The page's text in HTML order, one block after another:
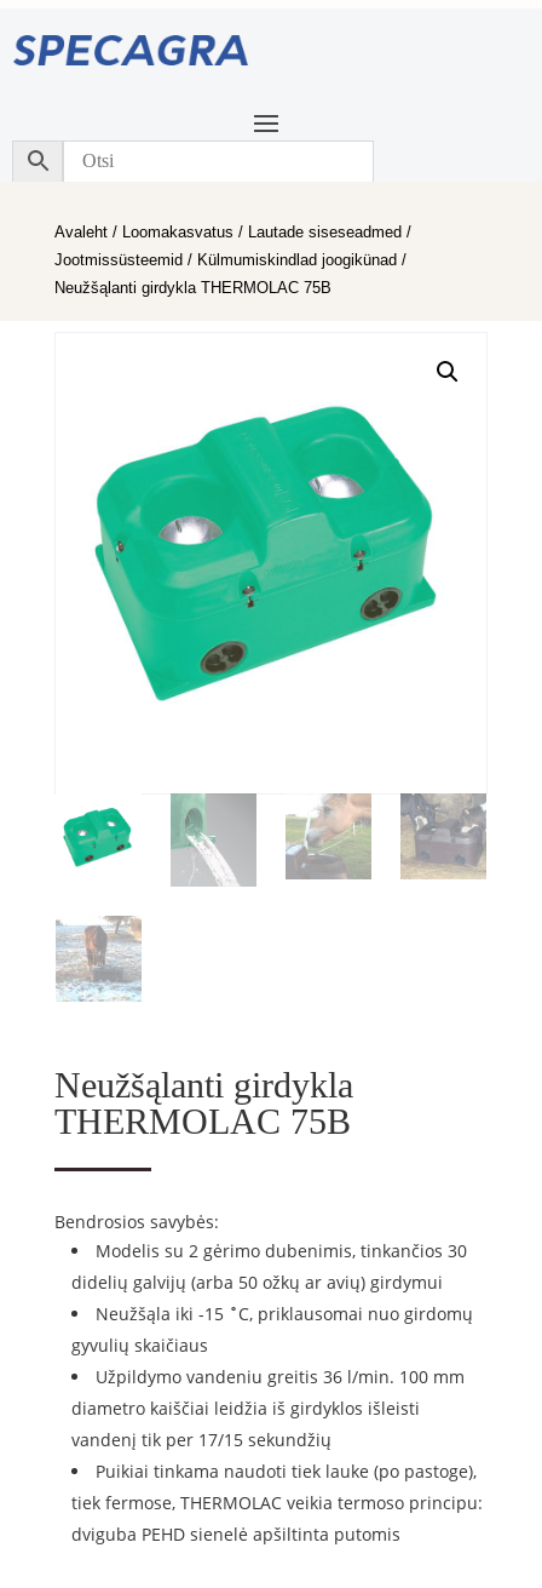
Avaleht/ Loomakasvatus / Lautade siseseadmed /
Jootmissüsteemid / Külmumiskindlad joogikünad /
Neužšąlanti girdykla THERMOLAC 75B
Neužšąlanti girdykla
THERMOLAC 75B
Bendrosios savybės:
Modelis su 2 gėrimo dubenimis, tinkančios 30
didelių galvijų (arba 50 ožkų ar avių) girdymui
Neužšąla iki -15 ˚С, priklausomai nuo girdomų
gyvulių skaičiaus
Užpildymo vandeniu greitis 36 l/min. 100 mm
diametro kaiščiai leidžia iš girdyklos išleisti
vandenį tik per 17/15 sekundžių
Puikiai tinkama naudoti tiek lauke (po pastoge),
tiek fermose, THERMOLAC veikia termoso principu:
dviguba PEHD sienelė apšiltinta putomis